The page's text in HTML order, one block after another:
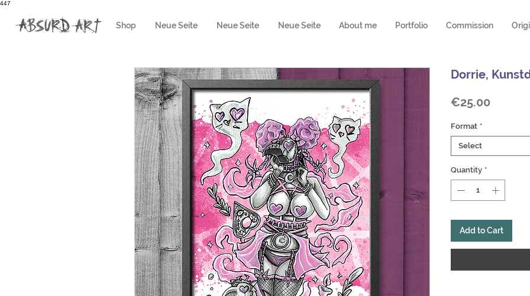
447
Shop Neue Seite Neue Seite Neue Seite About me Portfolio Commission
Dorrie,
€25.00Price
Format *
Select
Quantity *
Add to Cart